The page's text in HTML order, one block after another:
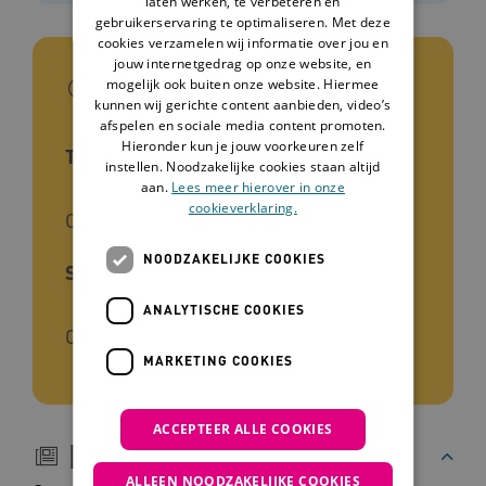
In het kort
Type tool
Onderzoek
Soort kennis
Onderzoek
Beschrijving
gebruikerservaring te optimaliseren. Met deze
cookies verzamelen wij informatie over jou en
jouw internetgedrag op onze website, en
mogelijk ook buiten onze website. Hiermee
kunnen wij gerichte content aanbieden, video’s
afspelen en sociale media content promoten.
Hieronder kun je jouw voorkeuren zelf
instellen. Noodzakelijke cookies staan altijd
aan. Lees meer hierover in onze
cookieverklaring.
NOODZAKELIJKE COOKIES
ANALYTISCHE COOKIES
MARKETING COOKIES
ACCEPTEER ALLE COOKIES
ALLEEN NOODZAKELIJKE COOKIES